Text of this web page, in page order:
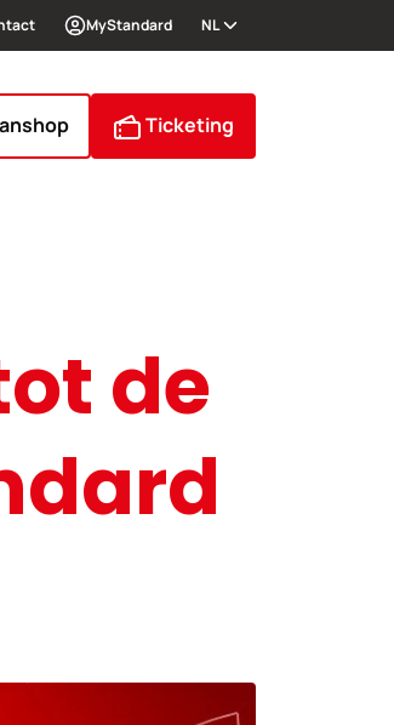
MyStandard NL
Ticketing
de